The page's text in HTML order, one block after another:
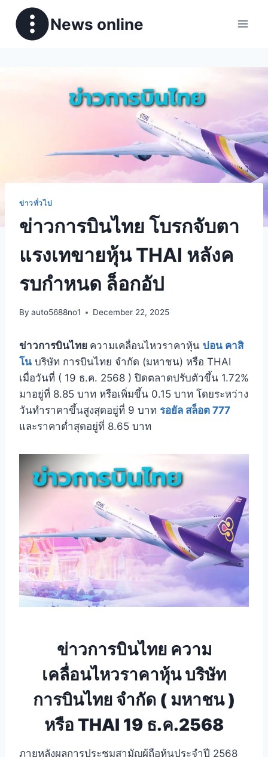
News online
ข่าวทั่วไป
ข่าวการบินไทย โบรกจับตา
แรงเทขายหุ้น THAI หลังค
รบกำหนด ล็อกอัป
By auto5688no1 December 22, 2025
ข่าวการบินไทย ความเคลื่อนไหวราคาหุ้น บ่อน คาสิ
โน บริษัท การบินไทย จำกัด (มหาชน) หรือ THAI
เมื่อวันที่ ( 19 ธ.ค. 2568 ) ปิดตลาดปรับตัวขึ้น 1.72%
มาอยู่ที่ 8.85 บาท หรือเพิ่มขึ้น 0.15 บาท โดยระหว่าง
วันทำราคาขึ้นสูงสุดอยู่ที่ 9 บาท รอยัล สล็อต 777
และราคาต่ำสุดอยู่ที่ 8.65 บาท
ข่าวการบินไทย ความ
เคลื่อนไหวราคาหุ้น บริษัท
การบินไทย จำกัด ( มหาชน )
หรือ THAI 19 ธ.ค.2568
ภายหลังผลการประชุมสามัญผู้ถือหุ้นประจำปี 2568